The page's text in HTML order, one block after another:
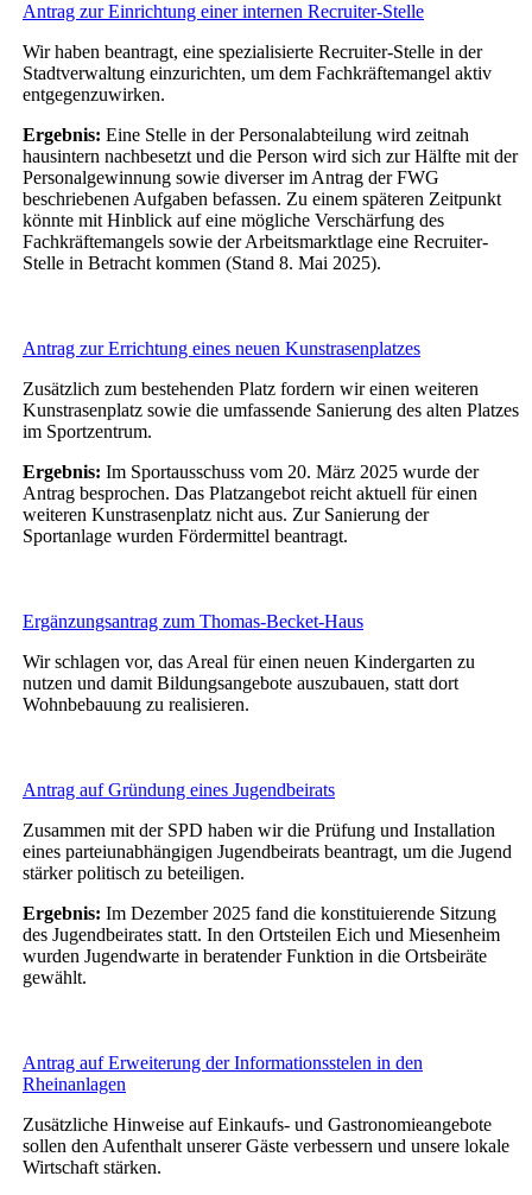
Antrag zur Einrichtung einer internen Recruiter-Stelle
Wir haben beantragt, eine spezialisierte Recruiter-Stelle in der
Stadtverwaltung einzurichten, um dem Fachkräftemangel aktiv
entgegenzuwirken.
Ergebnis: Eine Stelle in der Personalabteilung wird zeitnah
hausintern nachbesetzt und die Person wird sich zur Hälfte mit der
Personalgewinnung sowie diverser im Antrag der FWG
beschriebenen Aufgaben befassen. Zu einem späteren Zeitpunkt
könnte mit Hinblick auf eine mögliche Verschärfung des
Fachkräftemangels sowie der Arbeitsmarktlage eine Recruiter-
Stelle in Betracht kommen (Stand 8. Mai 2025).
Antrag zur Errichtung eines neuen Kunstrasenplatzes
Zusätzlich zum bestehenden Platz fordern wir einen weiteren
Kunstrasenplatz sowie die umfassende Sanierung des alten Platzes
im Sportzentrum.
Ergebnis: Im Sportausschuss vom 20. März 2025 wurde der
Antrag besprochen. Das Platzangebot reicht aktuell für einen
weiteren Kunstrasenplatz nicht aus. Zur Sanierung der
Sportanlage wurden Fördermittel beantragt.
Ergänzungsantrag zum Thomas-Becket-Haus
Wir schlagen vor, das Areal für einen neuen Kindergarten zu
nutzen und damit Bildungsangebote auszubauen, statt dort
Wohnbebauung zu realisieren.
Antrag auf Gründung eines Jugendbeirats
Zusammen mit der SPD haben wir die Prüfung und Installation
eines parteiunabhängigen Jugendbeirats beantragt, um die Jugend
stärker politisch zu beteiligen.
Ergebnis: Im Dezember 2025 fand die konstituierende Sitzung
des Jugendbeirates statt. In den Ortsteilen Eich und Miesenheim
wurden Jugendwarte in beratender Funktion in die Ortsbeiräte
gewählt.
Antrag auf Erweiterung der Informationsstelen in den
Rheinanlagen
Zusätzliche Hinweise auf Einkaufs- und Gastronomieangebote
sollen den Aufenthalt unserer Gäste verbessern und unsere lokale
Wirtschaft stärken.